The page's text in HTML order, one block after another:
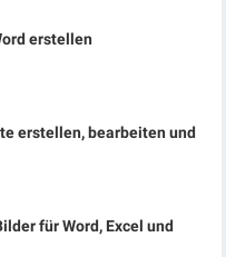
erstellen
erstellen, bearbeiten und
für Word, Excel und